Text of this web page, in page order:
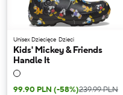
Unisex Dziecięce Dzieci
Kids' Mickey & Friends
Handle It
99.90 PLN (-58%)239.99 PLN